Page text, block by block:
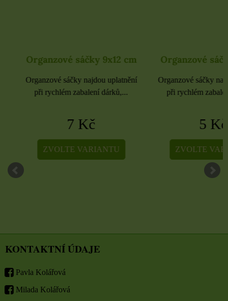
Organzové sáčky 9x12 cm
Organzové sáčky najdou uplatnění
při rychlém zabalení dárků,...
7 Kč
ZVOLTE VARIANTU
Organzové sáčky
Organzové sáčky
při rychlém zabalení
5 Kč
ZVOLTE
KONTAKTNÍ ÚDAJE
Pavla Kolářová
Milada Kolářová